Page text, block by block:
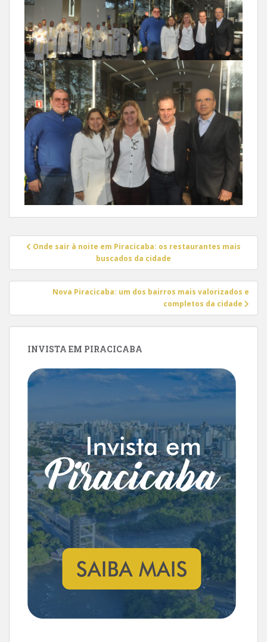
Navegação
Post
Onde sair à noite em Piracicaba: os restaurantes mais
buscados da cidade
Nova Piracicaba: um dos bairros mais valorizados e
completos da cidade
INVISTA EM PIRACICABA